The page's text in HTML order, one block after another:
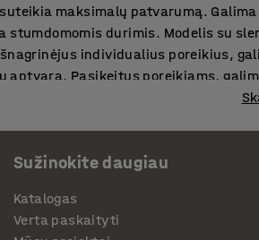
maksimalų patvarumą.
stumdomomis durimis. Modelis su
individualius poreikius,
aptvarą. Pasikeitus poreikiams,
maksimaliai efektyvias ir
AJ Produktai asortimente yra
darbo aplinkose optimizuoti
sienų kategorijos produktai
Sužinokite daugiau
Katalogas
Verta paskaityti